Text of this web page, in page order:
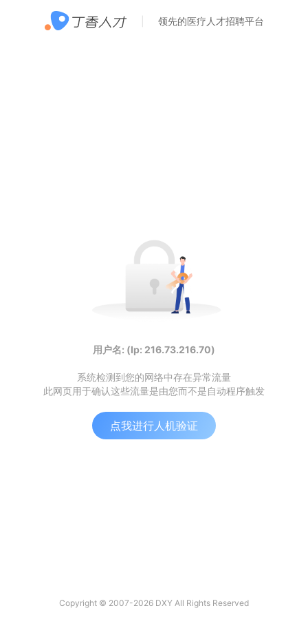
领先的医疗人才招聘平台
用户名: (Ip: 216.73.216.70)
系统检测到您的网络中存在异常流量
此网页用于确认这些流量是由您而不是自动程序触发
点我进行人机验证
Copyright © 2007-2026 DXY All Rights Reserved